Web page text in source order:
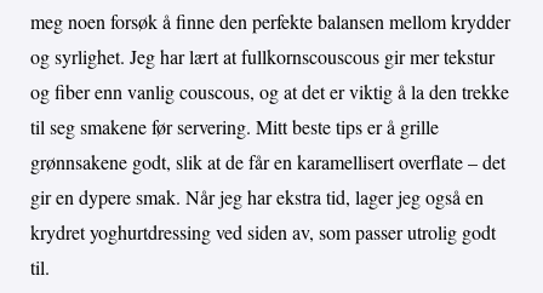
meg noen forsøk å finne den perfekte balansen mellom krydder
og syrlighet. Jeg har lært at fullkornscouscous gir mer tekstur
og fiber enn vanlig couscous, og at det er viktig å la den trekke
til seg smakene før servering. Mitt beste tips er å grille
grønnsakene godt, slik at de får en karamellisert overflate – det
gir en dypere smak. Når jeg har ekstra tid, lager jeg også en
krydret yoghurtdressing ved siden av, som passer utrolig godt
til.